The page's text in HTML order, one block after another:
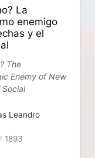
La
enemigo
y el
The
Enemy of New
Social
Leandro
1893